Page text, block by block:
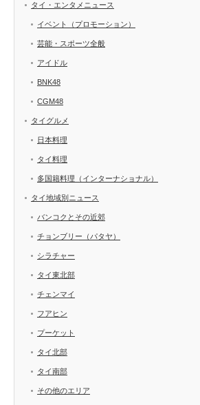
タイ・エンタメニュース
イベント（プロモーション）
芸能・スポーツ全般
アイドル
BNK48
CGM48
タイグルメ
日本料理
タイ料理
多国籍料理（インターナショナル）
タイ地域別ニュース
バンコクとその近郊
チョンブリー（パタヤ）
シラチャー
タイ東北部
チェンマイ
フアヒン
プーケット
タイ北部
タイ南部
その他のエリア